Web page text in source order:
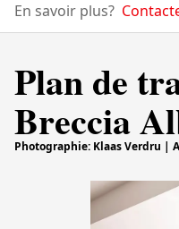
En savoir plus?
Plan de
Breccia
Photographie: Klaas Verdru |